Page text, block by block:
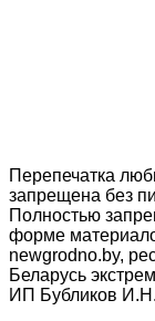
Перепечатка
запрещена без
Полностью
форме
newgrodno.by,
Беларусь
ИП Бубликов